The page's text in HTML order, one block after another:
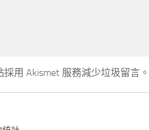
採用 Akismet 服務減少垃圾留言。